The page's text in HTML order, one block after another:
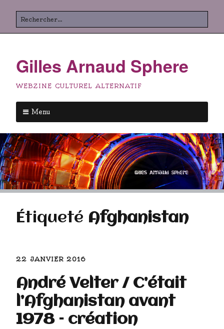
au
contenu
Rechercher
Gilles Arnaud Sphere
WEBZINE CULTUREL ALTERNATIF
Menu
au
contenu
principal
Étiqueté Afghanistan
22 JANVIER 2016
André Velter / C’était
l’Afghanistan avant
1978 – création